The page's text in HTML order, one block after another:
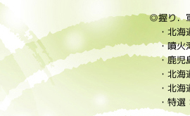
◎握り．
・北海
・噴火
・鹿児
・北海
・北海
・特選